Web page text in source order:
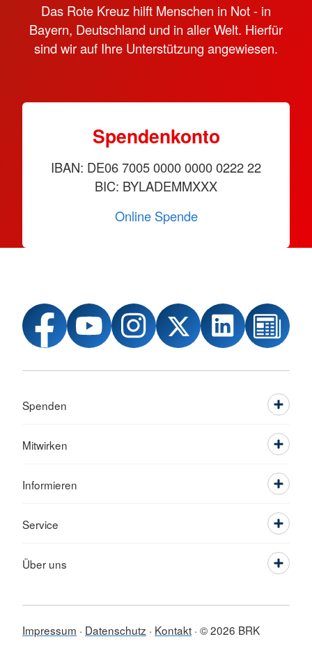
Das Rote Kreuz hilft Menschen in Not - in
Bayern, Deutschland und in aller Welt. Hierfür
sind wir auf Ihre Unterstützung angewiesen.
Spendenkonto
IBAN: DE06 7005 0000 0000 0222 22
BIC: BYLADEMMXXX
Online Spende
Spenden
Mitwirken
Informieren
Service
Über uns
Impressum Datenschutz Kontakt © 2026 BRK